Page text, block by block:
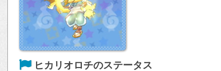
ヒカリオロチのステータス